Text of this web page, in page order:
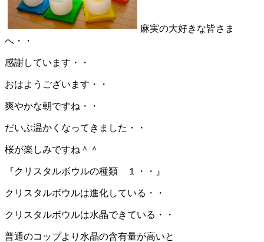
麻実の大好きな皆さま
へ・・
感謝しています・・
おはようございます・・
爽やかな朝ですね・・
だいぶ温かくなってきました・・
桜が楽しみですね＾＾
『クリスタルボウルの種類 １・・』
クリスタルボウルは進化している・・
クリスタルボウルは水晶できている・・
普通のコップより水晶の含有量が高いと